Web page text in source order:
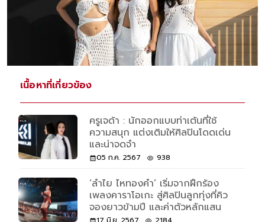
เนื้อหาที่เกี่ยวข้อง
ครูเจด้า : นักออกแบบท่าเต้นที่ใช้
ความสนุก แต่งเติมให้ศิลปินโดดเด่น
และน่าจดจำ
05 ก.ค. 2567 938
‘ลำไย ไหทองคำ’ เริ่มจากฝึกร้อง
เพลงคาราโอเกะ สู่ศิลปินลูกทุ่งที่คิว
จองยาวข้ามปี และค่าตัวหลักแสน